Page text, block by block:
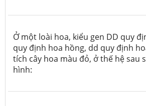
Ở một loài hoa, kiểu gen DD quy
quy định hoa hồng, dd quy định
tích cây hoa màu đỏ, ở thế hệ sau
hình: